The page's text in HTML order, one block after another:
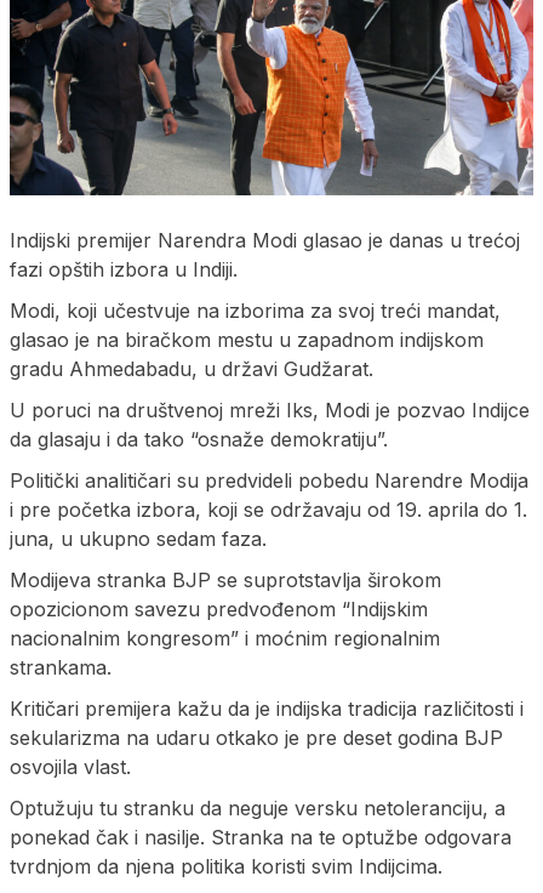
Indijski premijer Narendra Modi glasao je danas u trećoj
fazi opštih izbora u Indiji.
Modi, koji učestvuje na izborima za svoj treći mandat,
glasao je na biračkom mestu u zapadnom indijskom
gradu Ahmedabadu, u državi Gudžarat.
U poruci na društvenoj mreži Iks, Modi je pozvao Indijce
da glasaju i da tako “osnaže demokratiju”.
Politički analitičari su predvideli pobedu Narendre Modija
i pre početka izbora, koji se održavaju od 19. aprila do 1.
juna, u ukupno sedam faza.
Modijeva stranka BJP se suprotstavlja širokom
opozicionom savezu predvođenom “Indijskim
nacionalnim kongresom” i moćnim regionalnim
strankama.
Kritičari premijera kažu da je indijska tradicija različitosti i
sekularizma na udaru otkako je pre deset godina BJP
osvojila vlast.
Optužuju tu stranku da neguje versku netoleranciju, a
ponekad čak i nasilje. Stranka na te optužbe odgovara
tvrdnjom da njena politika koristi svim Indijcima.